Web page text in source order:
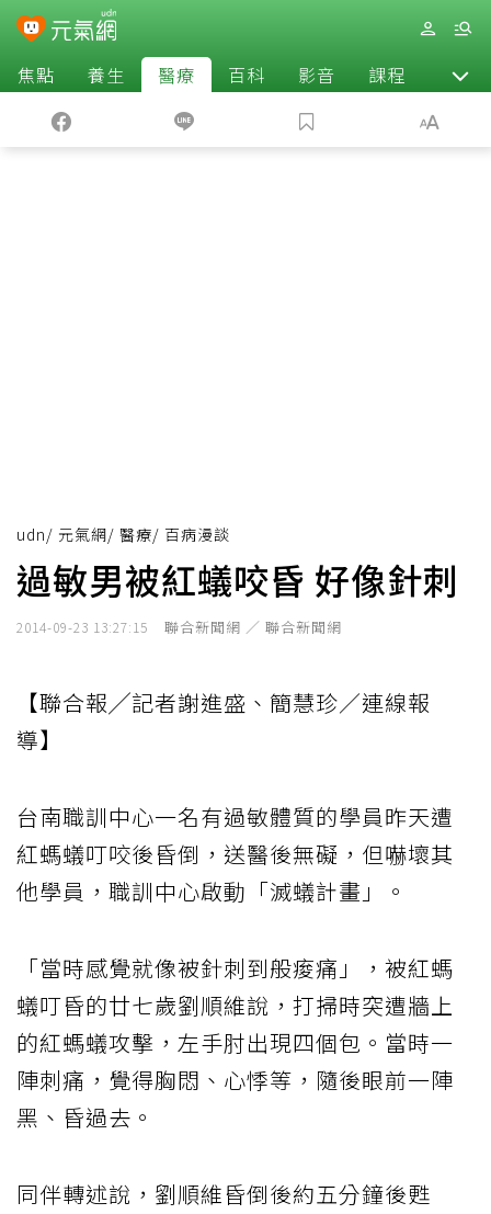
焦點 養生 醫療 百科 影音 課程 退休
udn/ 元氣網/ 醫療/ 百病漫談
過敏男被紅蟻咬昏 好像針刺
2014-09-23 13:27:15 聯合新聞網 ／ 聯合新聞網
【聯合報╱記者謝進盛、簡慧珍／連線報
導】
台南職訓中心一名有過敏體質的學員昨天遭
紅螞蟻叮咬後昏倒，送醫後無礙，但嚇壞其
他學員，職訓中心啟動「滅蟻計畫」。
「當時感覺就像被針刺到般痠痛」，被紅螞
蟻叮昏的廿七歲劉順維說，打掃時突遭牆上
的紅螞蟻攻擊，左手肘出現四個包。當時一
陣刺痛，覺得胸悶、心悸等，隨後眼前一陣
黑、昏過去。
同伴轉述說，劉順維昏倒後約五分鐘後甦